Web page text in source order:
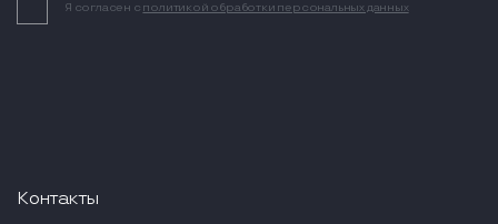
Я согласен с политикой обработки персональных данных
Контакты